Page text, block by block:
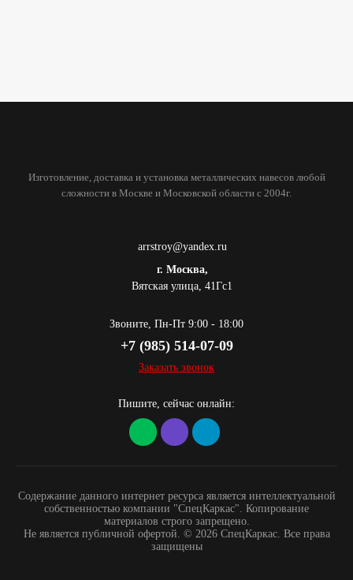
Изготовление, доставка и установка металлических навесов любой
сложности в Москве и Московской области с 2004г.
arrstroy@yandex.ru
г. Москва,
Вятская улица, 41Гс1
Звоните, Пн-Пт 9:00 - 18:00
+7 (985) 514-07-09
Заказать звонок
Пишите, сейчас онлайн:
Содержание данного интернет ресурса является интеллектуальной
собственностью компании "СпецКаркас". Копирование
материалов строго запрещено.
Не является публичной офертой. © 2026 СпецКаркас. Все права
защищены